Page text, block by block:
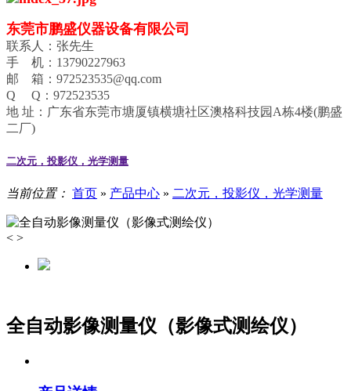
东莞市鹏盛仪器设备有限公司
联系人：张先生
手 机：13790227963
邮 箱：972523535@qq.com
Q Q：972523535
地 址：广东省东莞市塘厦镇横塘社区澳格科技园A栋4楼(鹏盛
二厂)
二次元，投影仪，光学测量
当前位置： 首页 » 产品中心 » 二次元，投影仪，光学测量
< >
全自动影像测量仪（影像式测绘仪）